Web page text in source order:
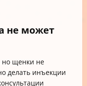
не может
но щенки не
делать инъекции